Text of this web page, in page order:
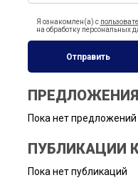
Я ознакомлен(а) с
на обработку персональных
Отправить
Пока нет предложений
ПУБЛИКАЦИИ
Пока нет публикаций